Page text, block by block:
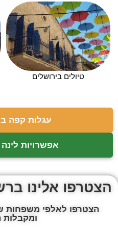
טיולים בירושלים
עגלות קפה
אפשרויות
הצטרפו אלינו
הצטרפו לאלפי משפחות
ומקבלות